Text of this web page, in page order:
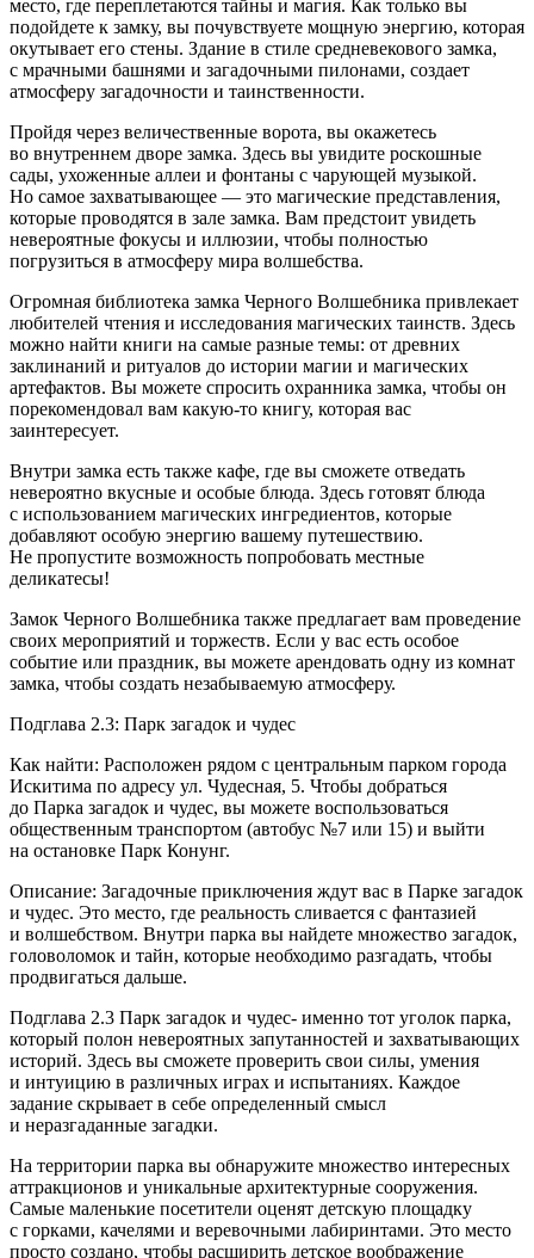
место, где переплетаются тайны и магия. Как только вы
подойдете к замку, вы почувствуете мощную энергию, которая
окутывает его стены. Здание в стиле средневекового замка,
с мрачными башнями и загадочными пилонами, создает
атмосферу загадочности и таинственности.
Пройдя через величественные ворота, вы окажетесь
во внутреннем дворе замка. Здесь вы увидите роскошные
сады, ухоженные аллеи и фонтаны с чарующей музыкой.
Но самое захватывающее — это магические представления,
которые проводятся в зале замка. Вам предстоит увидеть
невероятные фокусы и иллюзии, чтобы полностью
погрузиться в атмосферу мира волшебства.
Огромная библиотека замка Черного Волшебника привлекает
любителей чтения и исследования магических таинств. Здесь
можно найти книги на самые разные темы: от древних
заклинаний и ритуалов до истории магии и магических
артефактов. Вы можете спросить охранника замка, чтобы он
порекомендовал вам какую-то книгу, которая вас
заинтересует.
Внутри замка есть также кафе, где вы сможете отведать
невероятно вкусные и особые блюда. Здесь готовят блюда
с использованием магических ингредиентов, которые
добавляют особую энергию вашему путешествию.
Не пропустите возможность попробовать местные
деликатесы!
Замок Черного Волшебника также предлагает вам проведение
своих мероприятий и торжеств. Если у вас есть особое
событие или праздник, вы можете арендовать одну из комнат
замка, чтобы создать незабываемую атмосферу.
Подглава 2.3: Парк загадок и чудес
Как найти: Расположен рядом с центральным парком города
Искитима по адресу ул. Чудесная, 5. Чтобы добраться
до Парка загадок и чудес, вы можете воспользоваться
общественным транспортом (автобус №7 или 15) и выйти
на остановке Парк Конунг.
Описание: Загадочные приключения ждут вас в Парке загадок
и чудес. Это место, где реальность сливается с фантазией
и волшебством. Внутри парка вы найдете множество загадок,
головоломок и тайн, которые необходимо разгадать, чтобы
продвигаться дальше.
Подглава 2.3 Парк загадок и чудес- именно тот уголок парка,
который полон невероятных запутанностей и захватывающих
историй. Здесь вы сможете проверить свои силы, умения
и интуицию в различных играх и испытаниях. Каждое
задание скрывает в себе определенный смысл
и неразгаданные загадки.
На территории парка вы обнаружите множество интересных
аттракционов и уникальные архитектурные сооружения.
Самые маленькие посетители оценят детскую площадку
с горками, качелями и веревочными лабиринтами. Это место
просто создано, чтобы расширить детское воображение